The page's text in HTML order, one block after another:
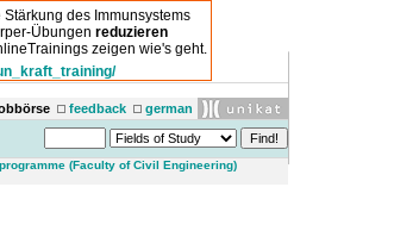
des Immunsystems
Übungen reduzieren
zeigen wie's geht.
feedback german
(Faculty of Civil Engineering)